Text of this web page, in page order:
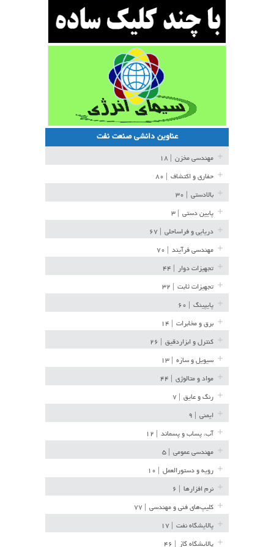
عناوین دانشی صنعت نفت
مهندسی مخزن
حفاری و اکتشاف
بالادستی
پایین دستی
دریایی و فراساحلی
مهندسی فرآیند
تجهیزات دوار
تجهیزات ثابت
پایپینگ
برق و مخابرات
کنترل و ابزاردقیق
سیویل و سازه
مواد و متالوژی
رنگ و عایق
ایمنی
آب، پساب و پسماند
مهندسی عمومی
رویه و دستورالعمل
نرم افزارها
کلیپ‌های فنی و مهندسی
پالایشگاه نفت
پالایشگاه گاز